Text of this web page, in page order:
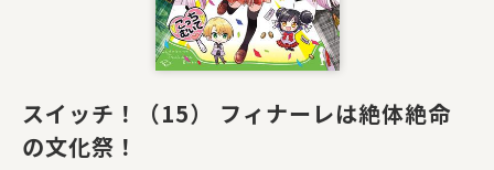
スイッチ！（15） フィナーレは絶体絶命
の文化祭！